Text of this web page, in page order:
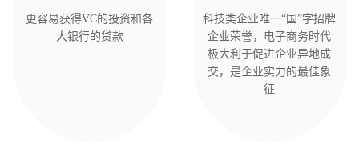
更容易获得VC的投资和各
大银行的贷款
科技类企业唯一“国”字招牌
企业荣誉，电子商务时代
极大利于促进企业异地成
交，是企业实力的最佳象
征